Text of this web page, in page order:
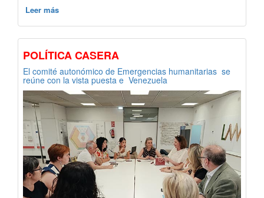
Leer más
POLÍTICA CASERA
El comité autonómico de Emergencias humanitarias se
reúne con la vista puesta e Venezuela